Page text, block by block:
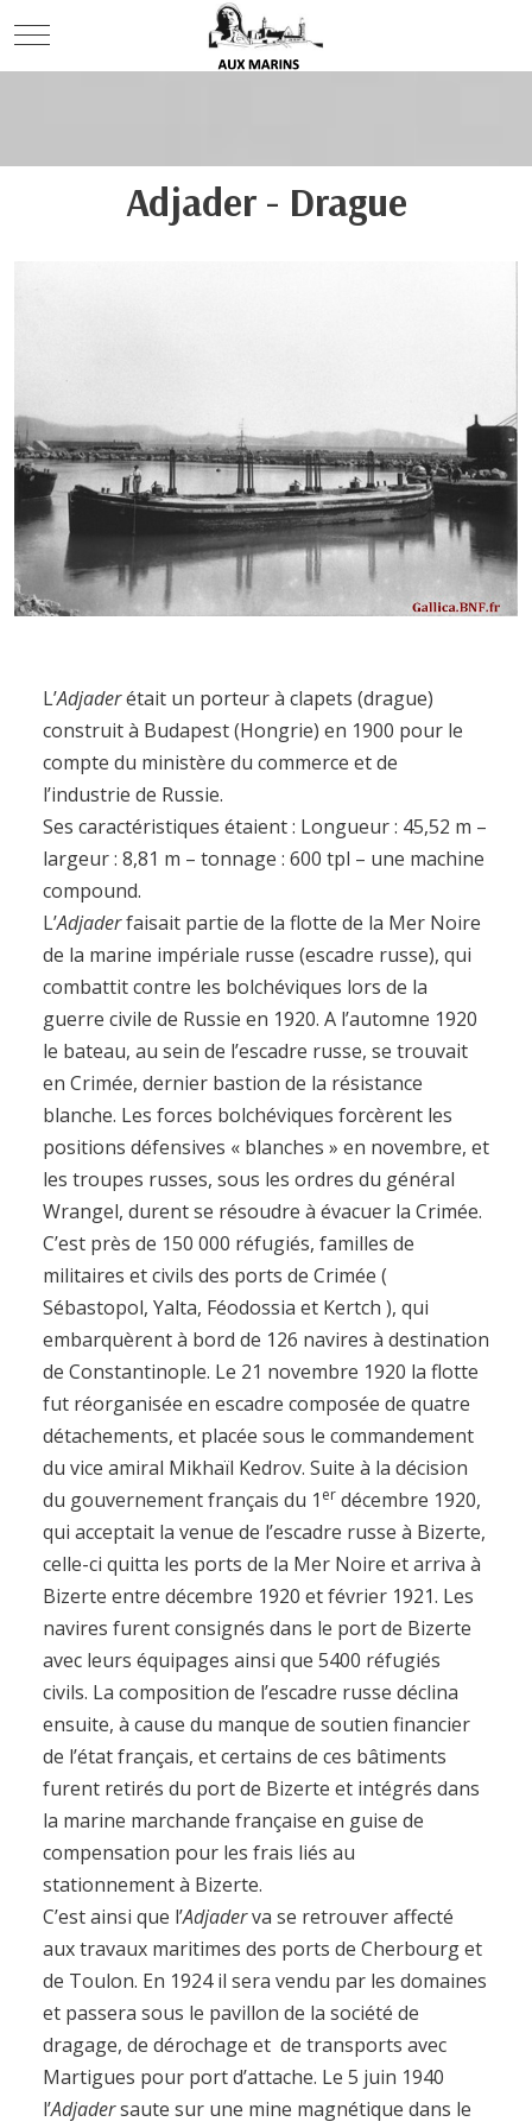
Mobile Menu Toggle
Adjader - Drague
L’Adjaderétait un porteur à clapets (drague)
construit à Budapest (Hongrie) en 1900 pour le
compte du ministère du commerce et de
l’industrie de Russie.
Ses caractéristiques étaient : Longueur : 45,52 m –
largeur : 8,81 m – tonnage : 600 tpl – une machine
compound.
L’Adjaderfaisait partie de la flotte de la Mer Noire
de la marine impériale russe (escadre russe), qui
combattit contre les bolchéviques lors de la
guerre civile de Russie en 1920. A l’automne 1920
le bateau, au sein de l’escadre russe, se trouvait
en Crimée, dernier bastion de la résistance
blanche. Les forces bolchéviques forcèrent les
positions défensives « blanches » en novembre, et
les troupes russes, sous les ordres du général
Wrangel, durent se résoudre à évacuer la Crimée.
C’est près de 150 000 réfugiés, familles de
militaires et civils des ports de Crimée (
Sébastopol, Yalta, Féodossia et Kertch ), qui
embarquèrent à bord de 126 navires à destination
de Constantinople. Le 21 novembre 1920 la flotte
fut réorganisée en escadre composée de quatre
détachements, et placée sous le commandement
du vice amiral Mikhaïl Kedrov. Suite à la décision
du gouvernement français du 1 er décembre 1920,
qui acceptait la venue de l’escadre russe à Bizerte,
celle-ci quitta les ports de la Mer Noire et arriva à
Bizerte entre décembre 1920 et février 1921. Les
navires furent consignés dans le port de Bizerte
avec leurs équipages ainsi que 5400 réfugiés
civils. La composition de l’escadre russe déclina
ensuite, à cause du manque de soutien financier
de l’état français, et certains de ces bâtiments
furent retirés du port de Bizerte et intégrés dans
la marine marchande française en guise de
compensation pour les frais liés au
stationnement à Bizerte.
C’est ainsi que l’Adjaderva se retrouver affecté
aux travaux maritimes des ports de Cherbourg et
de Toulon. En 1924 il sera vendu par les domaines
et passera sous le pavillon de la société de
dragage, de dérochage et de transports avec
Martigues pour port d’attache. Le 5 juin 1940
l’Adjadersaute sur une mine magnétique dans le